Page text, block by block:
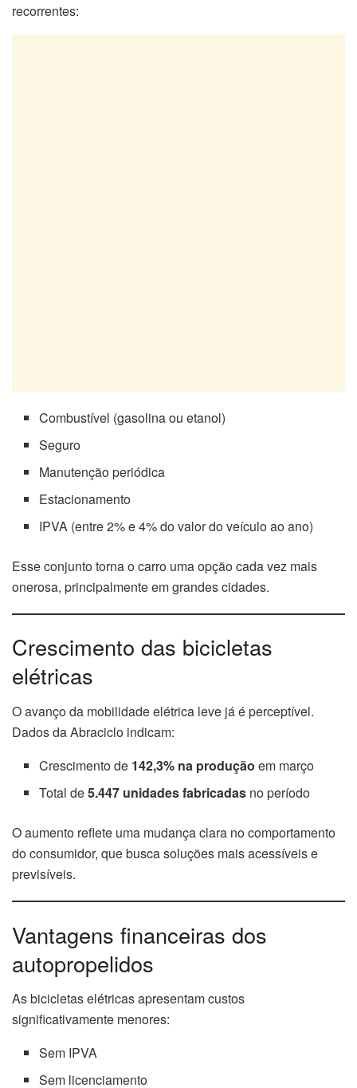
recorrentes:
Combustível (gasolina ou etanol)
Seguro
Manutenção periódica
Estacionamento
IPVA (entre 2% e 4% do valor do veículo ao ano)
Esse conjunto torna o carro uma opção cada vez mais
onerosa, principalmente em grandes cidades.
Crescimento das bicicletas
elétricas
O avanço da mobilidade elétrica leve já é perceptível.
Dados da Abraciclo indicam:
Crescimento de 142,3% na produção em março
Total de5.447 unidades fabricadas no período
O aumento reflete uma mudança clara no comportamento
do consumidor, que busca soluções mais acessíveis e
previsíveis.
Vantagens financeiras dos
autopropelidos
As bicicletas elétricas apresentam custos
significativamente menores:
Sem IPVA
Sem licenciamento